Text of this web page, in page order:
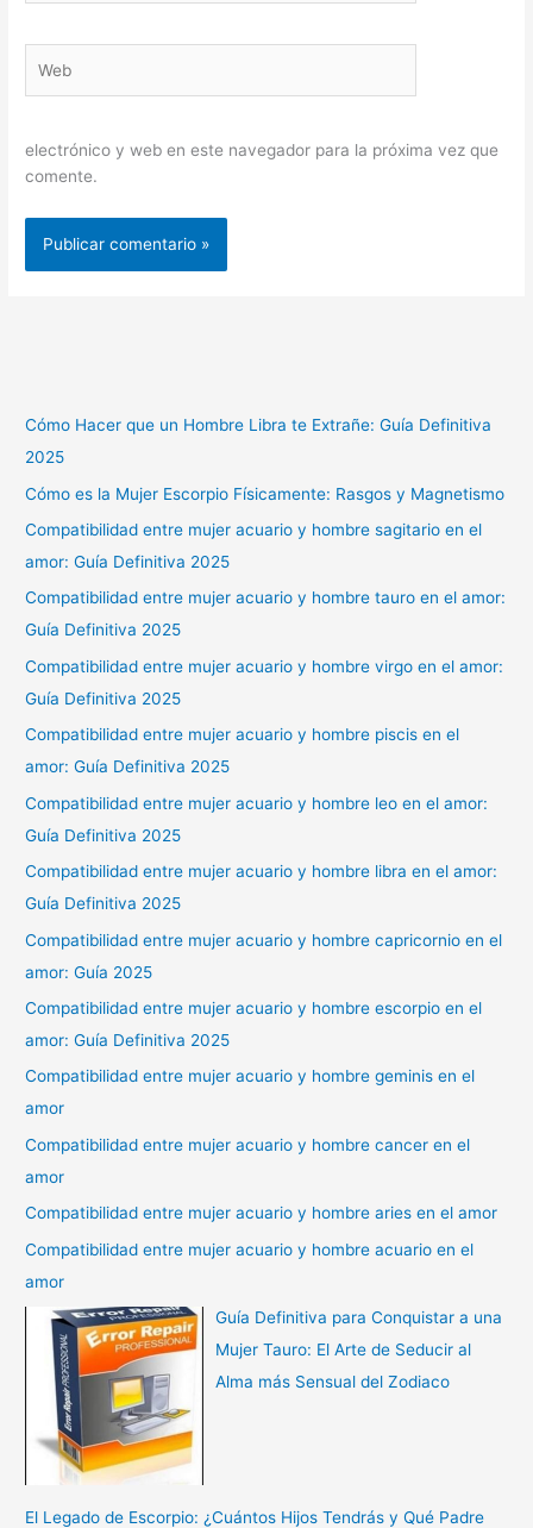
electrónico y web en este navegador para la próxima vez que
comente.
Cómo Hacer que un Hombre Libra te Extrañe: Guía Definitiva
2025
Cómo es la Mujer Escorpio Físicamente: Rasgos y Magnetismo
Compatibilidad entre mujer acuario y hombre sagitario en el
amor: Guía Definitiva 2025
Compatibilidad entre mujer acuario y hombre tauro en el amor:
Guía Definitiva 2025
Compatibilidad entre mujer acuario y hombre virgo en el amor:
Guía Definitiva 2025
Compatibilidad entre mujer acuario y hombre piscis en el
amor: Guía Definitiva 2025
Compatibilidad entre mujer acuario y hombre leo en el amor:
Guía Definitiva 2025
Compatibilidad entre mujer acuario y hombre libra en el amor:
Guía Definitiva 2025
Compatibilidad entre mujer acuario y hombre capricornio en el
amor: Guía 2025
Compatibilidad entre mujer acuario y hombre escorpio en el
amor: Guía Definitiva 2025
Compatibilidad entre mujer acuario y hombre geminis en el
amor
Compatibilidad entre mujer acuario y hombre cancer en el
amor
Compatibilidad entre mujer acuario y hombre aries en el amor
Compatibilidad entre mujer acuario y hombre acuario en el
amor
Guía Definitiva para Conquistar a una
Mujer Tauro: El Arte de Seducir al
Alma más Sensual del Zodiaco
El Legado de Escorpio: ¿Cuántos Hijos Tendrás y Qué Padre